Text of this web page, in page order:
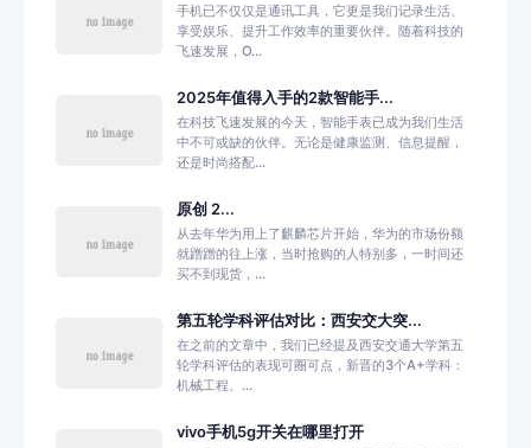
手机已不仅仅是通讯工具，它更是我们记录生活、
享受娱乐、提升工作效率的重要伙伴。随着科技的
飞速发展，O...
2025年值得入手的2款智能手...
在科技飞速发展的今天，智能手表已成为我们生活
中不可或缺的伙伴。无论是健康监测、信息提醒，
还是时尚搭配...
原创 2...
从去年华为用上了麒麟芯片开始，华为的市场份额
就蹭蹭的往上涨，当时抢购的人特别多，一时间还
买不到现货，...
第五轮学科评估对比：西安交大突...
在之前的文章中，我们已经提及西安交通大学第五
轮学科评估的表现可圈可点，新晋的3个A+学科：
机械工程、...
vivo手机5g开关在哪里打开